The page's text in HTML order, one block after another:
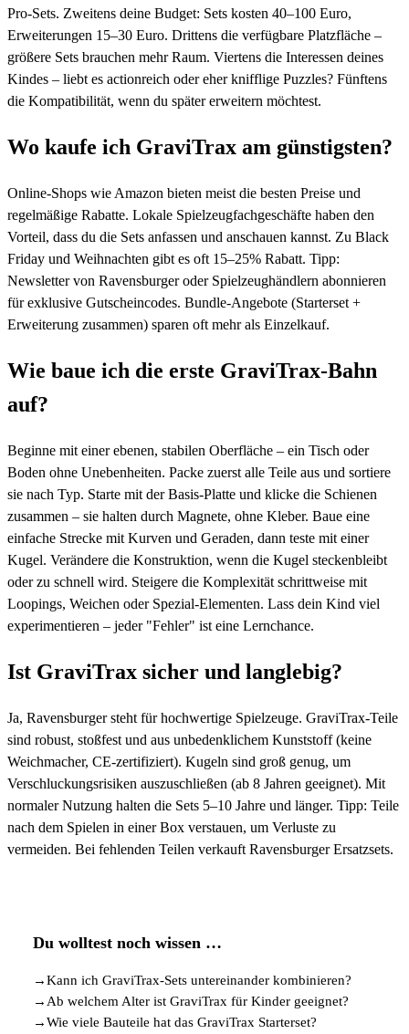
Pro-Sets. Zweitens deine Budget: Sets kosten 40–100 Euro,
Erweiterungen 15–30 Euro. Drittens die verfügbare Platzfläche –
größere Sets brauchen mehr Raum. Viertens die Interessen deines
Kindes – liebt es actionreich oder eher knifflige Puzzles? Fünftens
die Kompatibilität, wenn du später erweitern möchtest.
Wo kaufe ich GraviTrax am günstigsten?
Online-Shops wie Amazon bieten meist die besten Preise und
regelmäßige Rabatte. Lokale Spielzeugfachgeschäfte haben den
Vorteil, dass du die Sets anfassen und anschauen kannst. Zu Black
Friday und Weihnachten gibt es oft 15–25% Rabatt. Tipp:
Newsletter von Ravensburger oder Spielzeughändlern abonnieren
für exklusive Gutscheincodes. Bundle-Angebote (Starterset +
Erweiterung zusammen) sparen oft mehr als Einzelkauf.
Wie baue ich die erste GraviTrax-Bahn
auf?
Beginne mit einer ebenen, stabilen Oberfläche – ein Tisch oder
Boden ohne Unebenheiten. Packe zuerst alle Teile aus und sortiere
sie nach Typ. Starte mit der Basis-Platte und klicke die Schienen
zusammen – sie halten durch Magnete, ohne Kleber. Baue eine
einfache Strecke mit Kurven und Geraden, dann teste mit einer
Kugel. Verändere die Konstruktion, wenn die Kugel steckenbleibt
oder zu schnell wird. Steigere die Komplexität schrittweise mit
Loopings, Weichen oder Spezial-Elementen. Lass dein Kind viel
experimentieren – jeder "Fehler" ist eine Lernchance.
Ist GraviTrax sicher und langlebig?
Ja, Ravensburger steht für hochwertige Spielzeuge. GraviTrax-Teile
sind robust, stoßfest und aus unbedenklichem Kunststoff (keine
Weichmacher, CE-zertifiziert). Kugeln sind groß genug, um
Verschluckungsrisiken auszuschließen (ab 8 Jahren geeignet). Mit
normaler Nutzung halten die Sets 5–10 Jahre und länger. Tipp: Teile
nach dem Spielen in einer Box verstauen, um Verluste zu
vermeiden. Bei fehlenden Teilen verkauft Ravensburger Ersatzsets.
Du wolltest noch wissen …
→Kann ich GraviTrax-Sets untereinander kombinieren?
→ Ab welchem Alter ist GraviTrax für Kinder geeignet?
→Wie viele Bauteile hat das GraviTrax Starterset?